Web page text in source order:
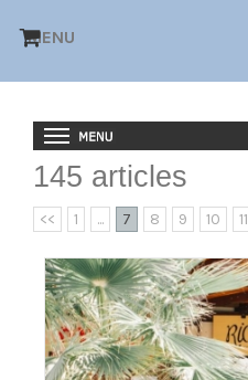
MENU
145 articles
<< 1 ... 7 8 9 10 11